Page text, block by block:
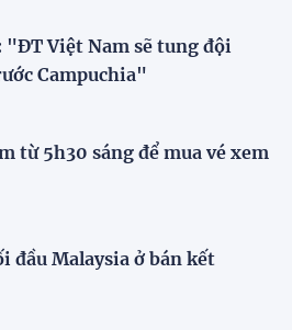
23:26 24/07/2026